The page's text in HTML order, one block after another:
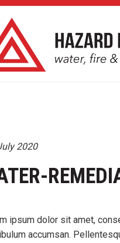
2020
ipsum dolor sit amet,
accumsan.